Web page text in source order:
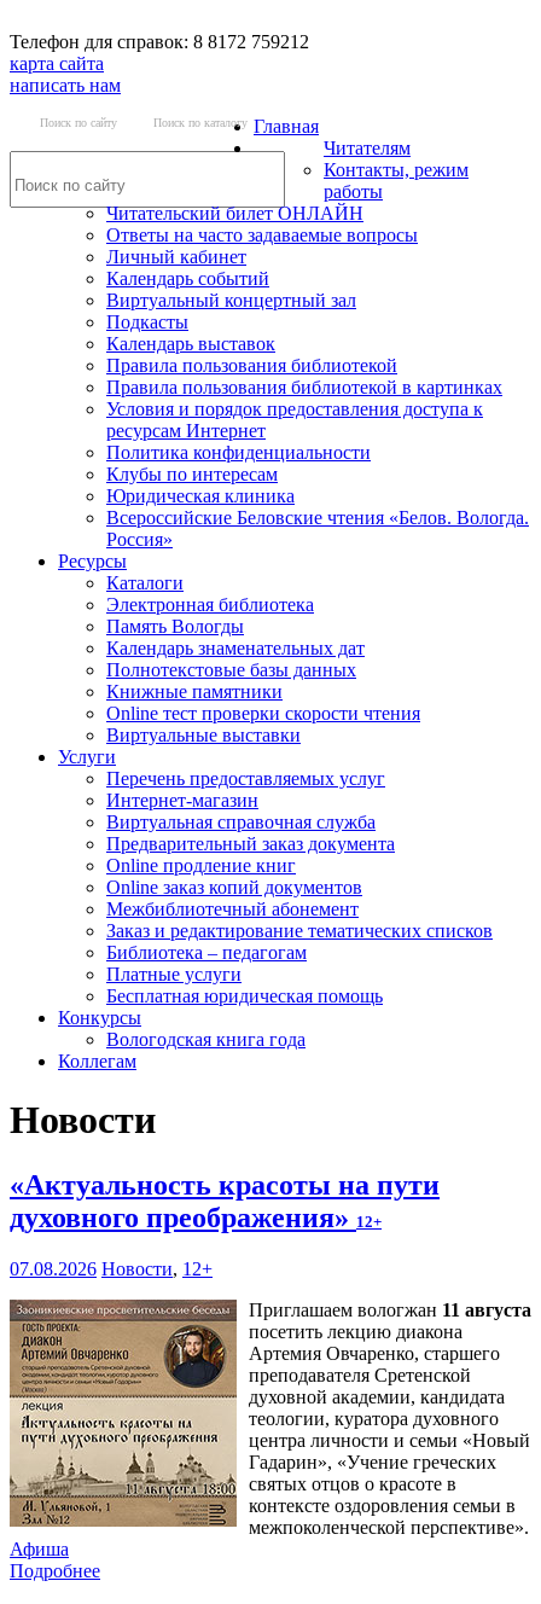
Телефон для справок: 8 8172 759212
карта сайта
написать нам
Поиск по сайту Поиск по каталогу Главная
Читателям
Контакты, режим
работы
Читательский билет ОНЛАЙН
Ответы на часто задаваемые вопросы
Личный кабинет
Календарь событий
Виртуальный концертный зал
Подкасты
Календарь выставок
Правила пользования библиотекой
Правила пользования библиотекой в картинках
Условия и порядок предоставления доступа к
ресурсам Интернет
Политика конфиденциальности
Клубы по интересам
Юридическая клиника
Всероссийские Беловские чтения «Белов. Вологда.
Россия»
Ресурсы
Каталоги
Электронная библиотека
Память Вологды
Календарь знаменательных дат
Полнотекстовые базы данных
Книжные памятники
Online тест проверки скорости чтения
Виртуальные выставки
Услуги
Перечень предоставляемых услуг
Интернет-магазин
Виртуальная справочная служба
Предварительный заказ документа
Online продление книг
Online заказ копий документов
Межбиблиотечный абонемент
Заказ и редактирование тематических списков
Библиотека – педагогам
Платные услуги
Бесплатная юридическая помощь
Конкурсы
Вологодская книга года
Коллегам
Новости
«Актуальность красоты на пути
духовного преображения» 12+
07.08.2026 Новости, 12+
Приглашаем вологжан 11 августа
посетить лекцию диакона
Артемия Овчаренко, старшего
преподавателя Сретенской
духовной академии, кандидата
теологии, куратора духовного
центра личности и семьи «Новый
Гадарин», «Учение греческих
святых отцов о красоте в
контексте оздоровления семьи в
межпоколенческой перспективе».
Афиша
Подробнее